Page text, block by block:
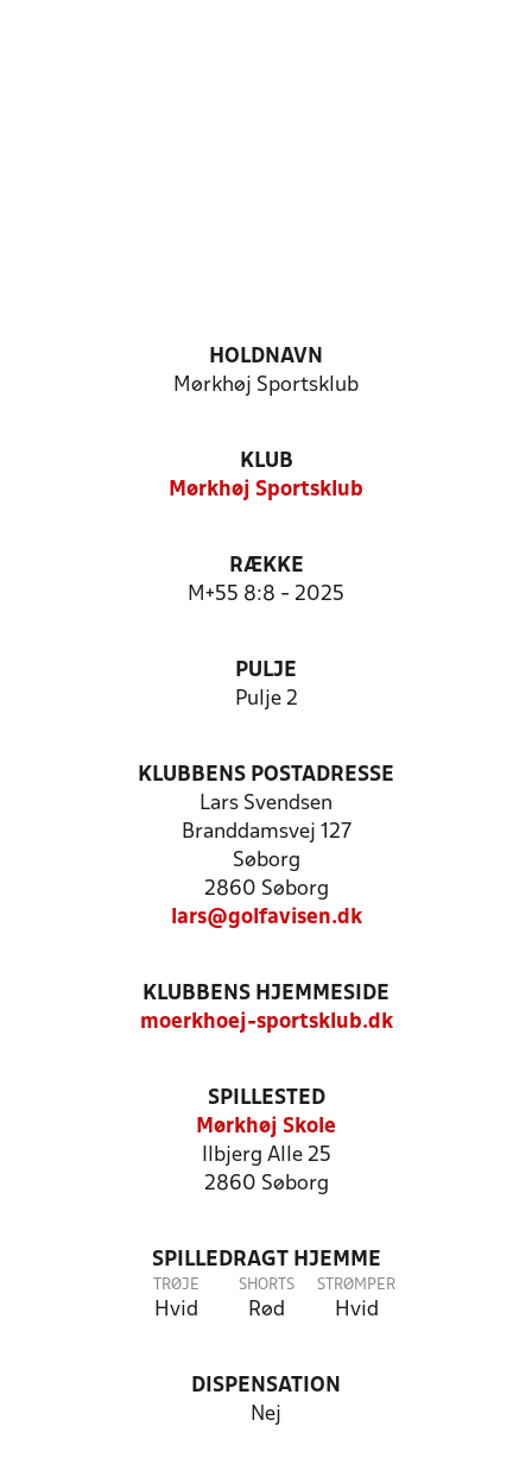
HOLDNAVN
Mørkhøj Sportsklub
KLUB
Mørkhøj Sportsklub
RÆKKE
M+55 8:8 - 2025
PULJE
Pulje 2
KLUBBENS POSTADRESSE
Lars Svendsen
Branddamsvej 127
Søborg
2860 Søborg
lars@golfavisen.dk
KLUBBENS HJEMMESIDE
moerkhoej-sportsklub.dk
SPILLESTED
Mørkhøj Skole
Ilbjerg Alle 25
2860 Søborg
SPILLEDRAGT HJEMME
TRØJE
Hvid
SHORTS
Rød
STRØMPER
Hvid
DISPENSATION
Nej